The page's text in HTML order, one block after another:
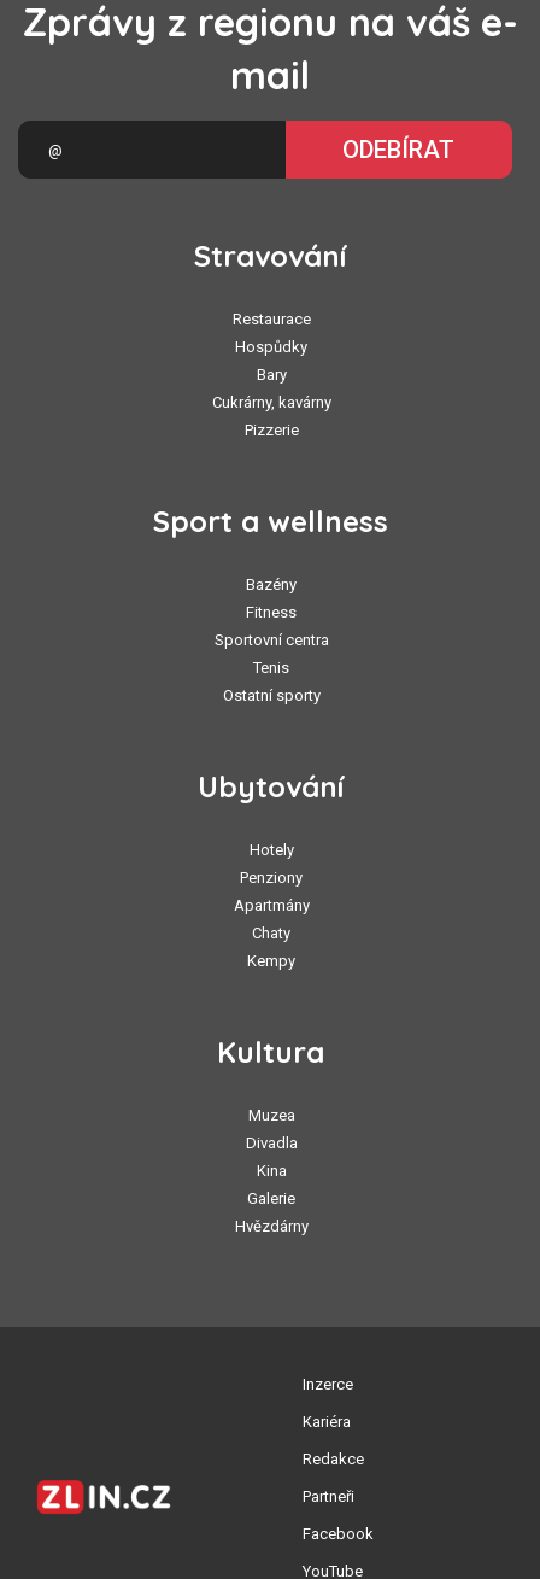
Zprávy z regionu na váš e-
mail
ODEBÍRAT
Stravování
Restaurace
Hospůdky
Bary
Cukrárny, kavárny
Pizzerie
Sport a wellness
Bazény
Fitness
Sportovní centra
Tenis
Ostatní sporty
Ubytování
Hotely
Penziony
Apartmány
Chaty
Kempy
Kultura
Muzea
Divadla
Kina
Galerie
Hvězdárny
Inzerce
Kariéra
Redakce
Partneři
Facebook
YouTube